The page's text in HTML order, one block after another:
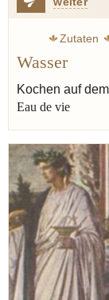
Zutaten
Wasser
Kochen auf
Eau de vie